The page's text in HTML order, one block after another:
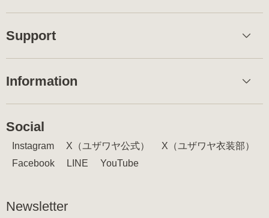
Support
Information
Social
Instagram X（ユザワヤ公式）
X（ユザワヤ衣装部）
Facebook
LINE YouTube
Newsletter